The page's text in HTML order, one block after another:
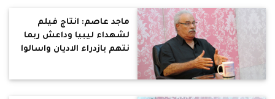
ماجد عاصم: انتاج فيلم
لشهداء ليبيا وداعش ربما
نتهم بازدراء الاديان واسالوا